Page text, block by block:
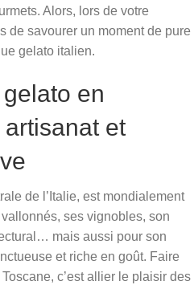
Alors, lors de votre
de savourer un moment de pure
gelato italien.
en
et
de l’Italie, est mondialement
ses vignobles, son
mais aussi pour son
et riche en goût. Faire
c’est allier le plaisir des